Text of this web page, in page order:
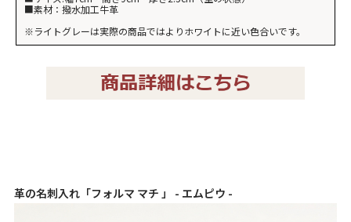
■素材：撥水加工牛革
※ライトグレーは実際の商品ではよりホワイトに近い色合いです。
革の名刺入れ「フォルマ マチ 」 - エムピウ -